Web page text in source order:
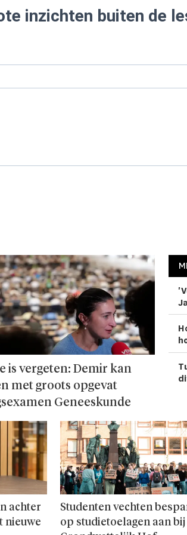
inzichten buiten de
is vergeten: Demir kan
met groots opgevat
Geneeskunde
achter
nieuwe
Studenten vechten
op studie­toelagen aan bij